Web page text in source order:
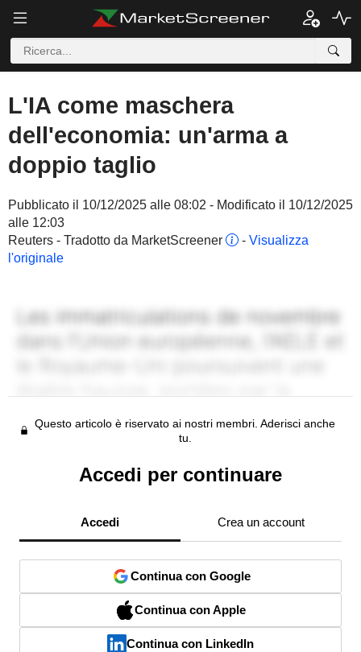
L'IA come maschera
dell'economia: un'arma a
doppio taglio
Pubblicato il 10/12/2025 alle 08:02 - Modificato il 10/12/2025
alle 12:03
Reuters - Tradotto da MarketScreener
- Visualizza
l'originale
Questo articolo è riservato ai nostri membri. Aderisci anche
tu.
Accedi per continuare
Accedi Crea un account
Continua con Google
Continua con Apple
Continua con LinkedIn